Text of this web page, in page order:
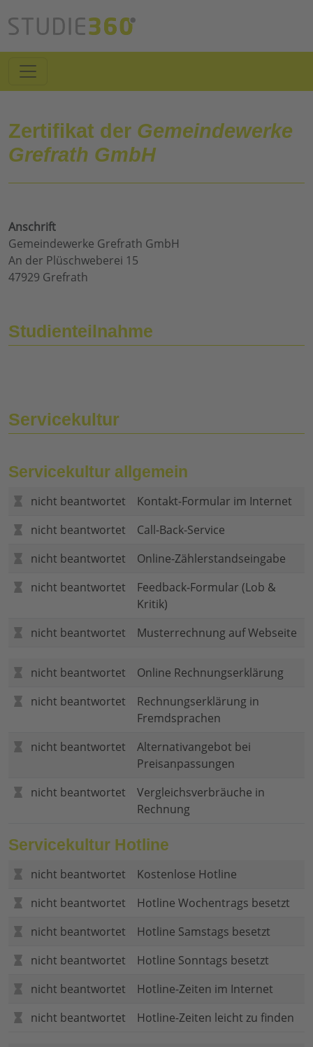
Zertifikat der Gemeindewerke
Grefrath GmbH
Anschrift
Gemeindewerke Grefrath GmbH
An der Plüschweberei 15
47929 Grefrath
Studienteilnahme
Servicekultur
Servicekultur allgemein
nicht beantwortet
Kontakt-Formular im Internet
nicht beantwortet
Call-Back-Service
nicht beantwortet
Online-Zählerstandseingabe
nicht beantwortet
Feedback-Formular (Lob &
Kritik)
nicht beantwortet
Musterrechnung auf Webseite
nicht beantwortet
Online Rechnungserklärung
nicht beantwortet
Rechnungserklärung in
Fremdsprachen
nicht beantwortet
Alternativangebot bei
Preisanpassungen
nicht beantwortet
Vergleichsverbräuche in
Rechnung
Servicekultur Hotline
nicht beantwortet
Kostenlose Hotline
nicht beantwortet
Hotline Wochentrags besetzt
nicht beantwortet
Hotline Samstags besetzt
nicht beantwortet
Hotline Sonntags besetzt
nicht beantwortet
Hotline-Zeiten im Internet
nicht beantwortet
Hotline-Zeiten leicht zu finden